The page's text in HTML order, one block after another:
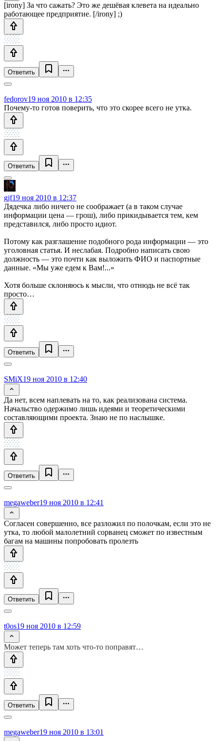
[irony] За что сажать? Это же дешёвая клевета на идеально
работающее предприятие. [/irony] ;)
Ответить
fedorov19 ноя 2010 в 12:35
Почему-то готов поверить, что это скорее всего не утка.
Ответить
gjf19 ноя 2010 в 12:37
Дядечка либо ничего не соображает (а в таком случае
информации цена — грош), либо прикидывается тем, кем
представился, либо просто идиот.
Потому как разглашение подобного рода информации — это
уголовная статья. И неслабая. Подробно написать свою
должность — это почти как выложить ФИО и паспортные
данные. «Мы уже едем к Вам!...»
Хотя больше склоняюсь к мысли, что отнюдь не всё так
просто…
Ответить
SMiX19 ноя 2010 в 12:40
Да нет, всем наплевать на то, как реализована система.
Начальство одержимо лишь идеями и теоретическими
составляющими проекта. Знаю не по наслышке.
Ответить
megaweber19 ноя 2010 в 12:41
Согласен совершенно, все разложил по полочкам, если это не
утка, то любой малолетний сорванец сможет по известным
багам на машины попробовать пролезть
Ответить
t0os19 ноя 2010 в 12:59
Может теперь там хоть что-то поправят…
Ответить
megaweber19 ноя 2010 в 13:01